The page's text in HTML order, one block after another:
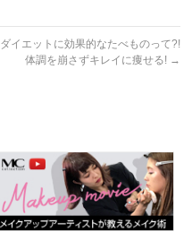
ダイエットに効果的なたべものって?!
体調を崩さずキレイに痩せる! →